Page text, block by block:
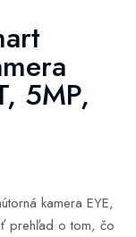
5MP,
kamera EYE,
prehľad o tom, čo